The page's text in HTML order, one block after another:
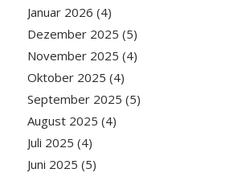
Januar 2026 (4)
Dezember 2025 (5)
November 2025 (4)
Oktober 2025 (4)
September 2025 (5)
August 2025 (4)
Juli 2025 (4)
Juni 2025 (5)